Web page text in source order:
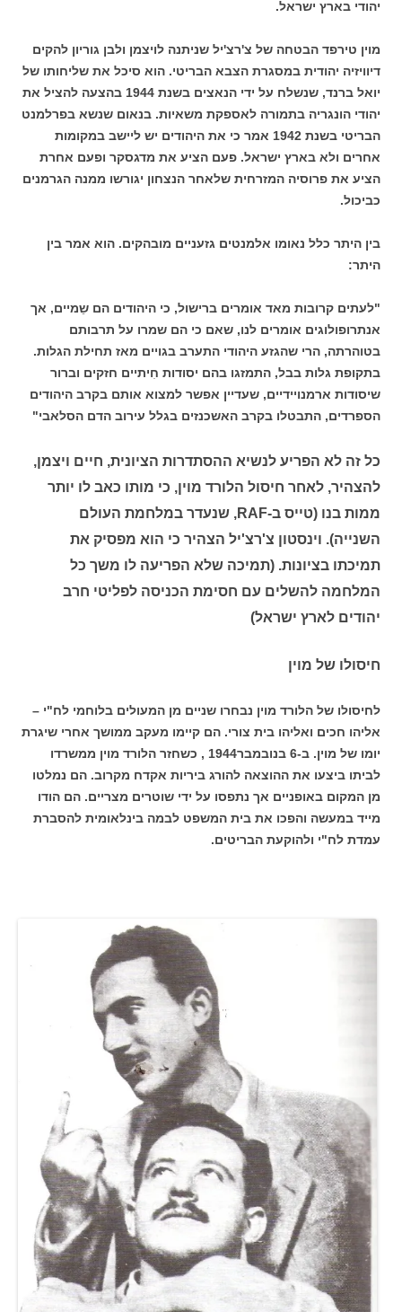
יהודי בארץ ישראל.
מוין טירפד הבטחה של צ'רצ'יל שניתנה לויצמן ולבן גוריון להקים
דיוויזיה יהודית במסגרת הצבא הבריטי. הוא סיכל את שליחותו של
יואל ברנד, שנשלח על ידי הנאצים בשנת 1944 בהצעה להציל את
יהודי הונגריה בתמורה לאספקת משאיות. בנאום שנשא בפרלמנט
הבריטי בשנת 1942 אמר כי את היהודים יש ליישב במקומות
אחרים ולא בארץ ישראל. פעם הציע את מדגסקר ופעם אחרת
הציע את פרוסיה המזרחית שלאחר הנצחון יגורשו ממנה הגרמנים
כביכול.
בין היתר כלל נאומו אלמנטים גזעניים מובהקים. הוא אמר בין
היתר:
"לעתים קרובות מאד אומרים ברישול, כי היהודים הם שֵמיים, אך
אנתרופולוגים אומרים לנו, שאם כי הם שמרו על תרבותם
בטוהרתה, הרי שהגזע היהודי התערב בגויים מאז תחילת הגלות.
בתקופת גלות בבל, התמזגו בהם יסודות חִיתיים חזקים וברור
שיסודות ארמנויידיים, שעדיין אפשר למצוא אותם בקרב היהודים
הספרדים, התבטלו בקרב האשכנזים בגלל עירוב הדם הסלאבי"
כל זה לא הפריע לנשיא ההסתדרות הציונית, חיים ויצמן,
להצהיר, לאחר חיסול הלורד מוין, כי מותו כאב לו יותר
ממות בנו (טייס ב-RAF, שנעדר במלחמת העולם
השנייה). וינסטון צ'רצ'יל הצהיר כי הוא מפסיק את
תמיכתו בציונות. (תמיכה שלא הפריעה לו משך כל
המלחמה להשלים עם חסימת הכניסה לפליטי חרב
יהודים לארץ ישראל)
חיסולו של מוין
לחיסולו של הלורד מוין נבחרו שניים מן המעולים בלוחמי לח"י –
אליהו חכים ואליהו בית צורי. הם קיימו מעקב ממושך אחרי שיגרת
יומו של מוין. ב-6 בנובמבר1944 , כשחזר הלורד מוין ממשרדו
לביתו ביצעו את ההוצאה להורג ביריות אקדח מקרוב. הם נמלטו
מן המקום באופניים אך נתפסו על ידי שוטרים מצריים. הם הודו
מייד במעשה והפכו את בית המשפט לבמה בינלאומית להסברת
עמדת לח"י ולהוקעת הבריטים.